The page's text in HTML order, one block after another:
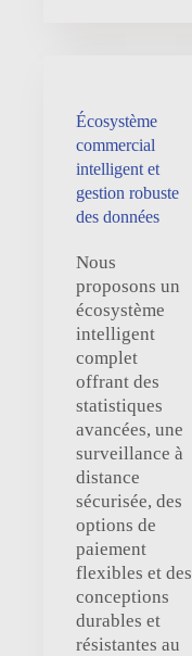
Écosystème
commercial
intelligent et
gestion robuste
des données
Nous
proposons un
écosystème
intelligent
complet
offrant des
statistiques
avancées, une
surveillance à
distance
sécurisée, des
options de
paiement
flexibles et des
conceptions
durables et
résistantes au